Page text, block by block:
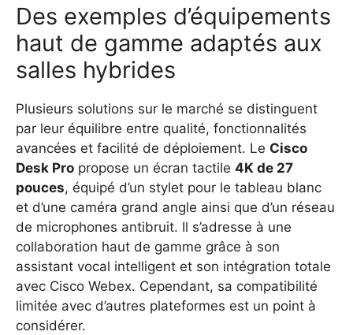
Des exemples d’équipements
haut de gamme adaptés aux
salles hybrides
Plusieurs solutions sur le marché se distinguent
par leur équilibre entre qualité, fonctionnalités
avancées et facilité de déploiement. Le Cisco
Desk Pro propose un écran tactile 4K de 27
pouces, équipé d’un stylet pour le tableau blanc
et d’une caméra grand angle ainsi que d’un réseau
de microphones antibruit. Il s’adresse à une
collaboration haut de gamme grâce à son
assistant vocal intelligent et son intégration totale
avec Cisco Webex. Cependant, sa compatibilité
limitée avec d’autres plateformes est un point à
considérer.